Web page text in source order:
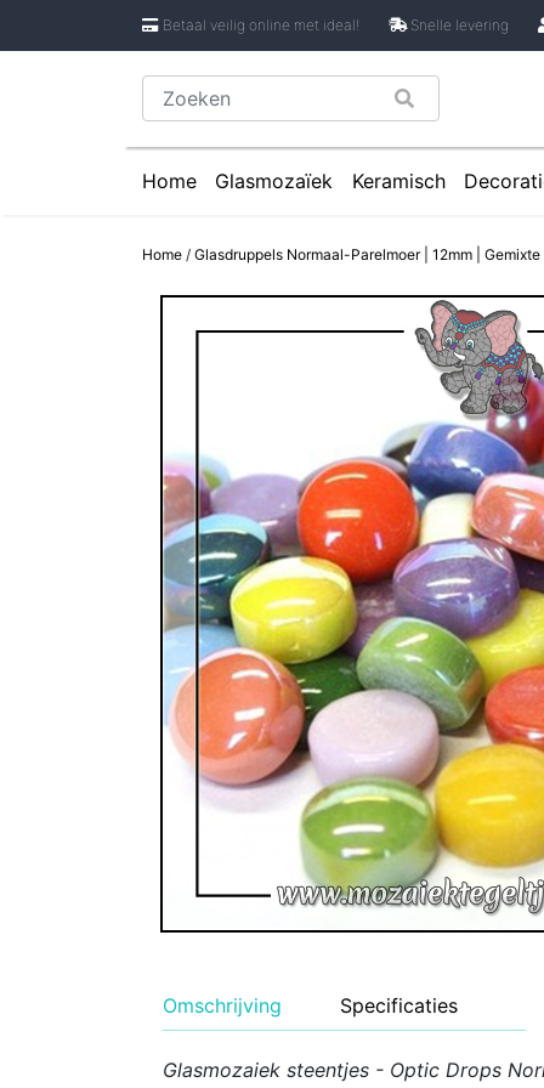
Betaal veilig online met ideal! Snelle levering
Home
Glasmozaïek
Glasmozaïek steentjes 2 cm
Glasmozaïek steentjes Pixel 8 mm
Glasmozaïek steentjes Rond
Glasmozaïek steentjes
Glasmozaïek steentjes Speciale
Glasmozaïek steentjes
Keramisch
Keramische
Keramische Cirkels
Keramische
Keramische
Keramische
Keramische
Keramische
Keramische
Geglazuurde
Binnen wandtegels
Buiten tegels Cesi
Home / Glasdruppels Normaal-Parelmoer | 12mm |
Omschrijving Specificaties
Glasmozaiek steentjes - Optic Drops